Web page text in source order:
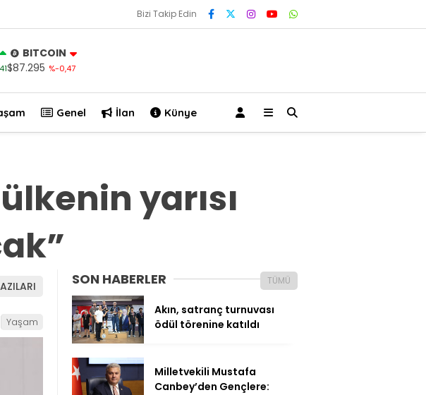
Bizi Takip Edin
BITCOIN
$87.295 %-0,47
Genel İlan Künye
yarısı
Yaşam
SON HABERLER TÜMÜ
Akın, satranç turnuvası
ödül törenine katıldı
Milletvekili Mustafa
Canbey’den Gençlere: